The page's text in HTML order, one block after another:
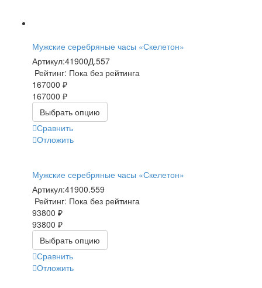
Мужские серебряные часы «Скелетон»
Артикул:41900Д.557
Рейтинг: Пока без рейтинга
167000 ₽
167000 ₽
Выбрать опцию
Сравнить
Отложить
Мужские серебряные часы «Скелетон»
Артикул:41900.559
Рейтинг: Пока без рейтинга
93800 ₽
93800 ₽
Выбрать опцию
Сравнить
Отложить